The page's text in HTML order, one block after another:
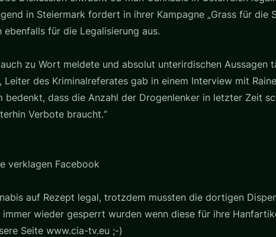
in Steiermark fordert in ihrer Kampagne „Grass für
ebenfalls für die Legalisierung aus.
zu Wort meldete und absolut unterirdischen Aussagen
Leiter des Kriminalreferates gab in einem Interview mit
bedenkt, dass die Anzahl der Drogenlenker in letzter Zeit
Verbote braucht.“
verklagen Facebook
auf Rezept legal, trotzdem mussten die dortigen
immer wieder gesperrt wurden wenn diese für ihre
Seite www.cia-tv.eu ;-)